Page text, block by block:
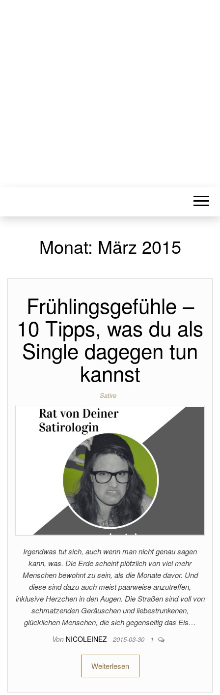
Monat: März 2015
Frühlingsgefühle –
10 Tipps, was du als
Single dagegen tun
kannst
Satire
Irgendwas tut sich, auch wenn man nicht genau sagen
kann, was. Die Erde scheint plötzlich von viel mehr
Menschen bewohnt zu sein, als die Monate davor. Und
diese sind dazu auch meist paarweise anzutreffen,
inklusive Herzchen in den Augen. Die Straßen sind voll von
schmatzenden Geräuschen und liebestrunkenen,
glücklichen Menschen, die sich gegenseitig das Eis…
Von NICOLEINEZ 2015-03-30 1
Weiterlesen